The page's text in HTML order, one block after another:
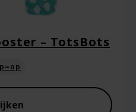
– TotsBots